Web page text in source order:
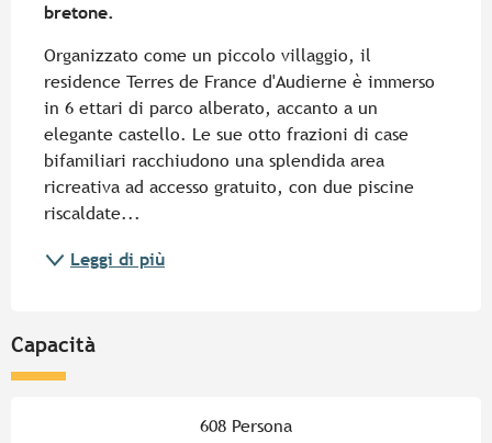
bretone.
Organizzato come un piccolo villaggio, il
residence Terres de France d'Audierne è immerso
in 6 ettari di parco alberato, accanto a un
elegante castello. Le sue otto frazioni di case
bifamiliari racchiudono una splendida area
ricreativa ad accesso gratuito, con due piscine
riscaldate...
Leggi di più
Capacità
608 Persona